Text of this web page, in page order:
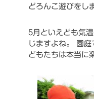
どろんこ遊びをし
5月といえども気
じますよね。
園庭
どもたちは本当に